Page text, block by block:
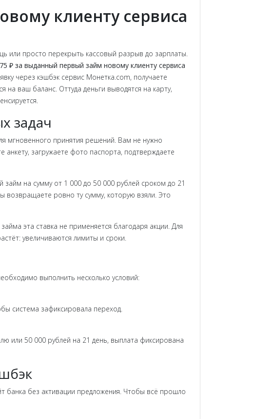
клиенту сервиса
или просто перекрыть кассовый разрыв до зарплаты.
₽ за выданный первый займ новому клиенту сервиса
через кэшбэк сервис Монетка.com, получаете
ваш баланс. Оттуда деньги выводятся на карту,
задач
мгновенного принятия решений. Вам не нужно
анкету, загружаете фото паспорта, подтверждаете
на сумму от 1 000 до 50 000 рублей сроком до 21
возвращаете ровно ту сумму, которую взяли. Это
эта ставка не применяется благодаря акции. Для
увеличиваются лимиты и сроки.
выполнить несколько условий:
система зафиксировала переход.
или 50 000 рублей на 21 день, выплата фиксирована
банка без активации предложения. Чтобы всё прошло